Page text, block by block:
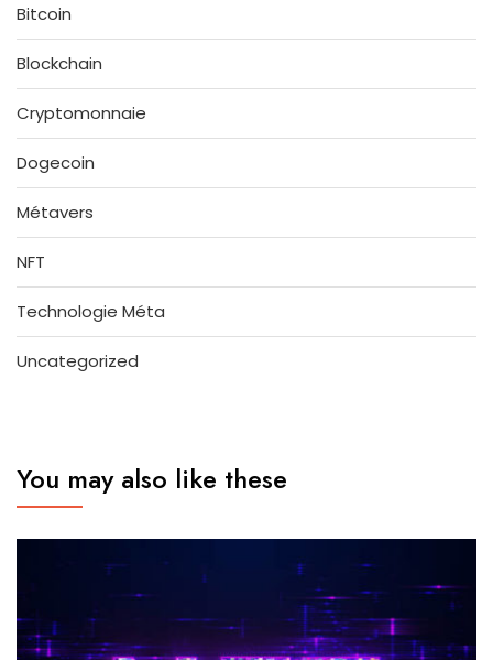
Bitcoin
Blockchain
Cryptomonnaie
Dogecoin
Métavers
NFT
Technologie Méta
Uncategorized
You may also like these